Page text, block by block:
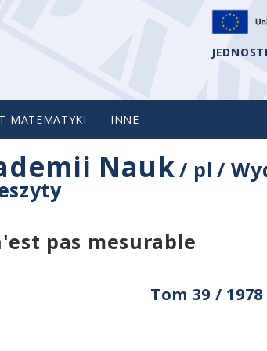
MATEMATYKI INNE
Nauk/ pl /
pas mesurable
Tom 39 / 1978